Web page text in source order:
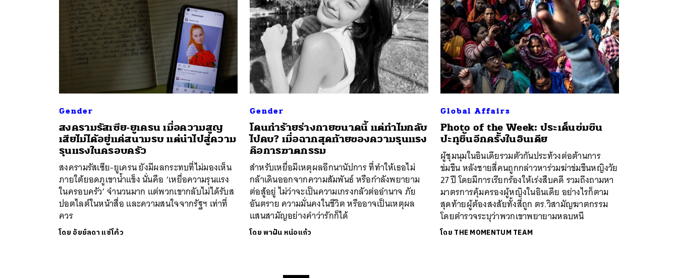
Gender
สงครามรัสเซีย-ยูเครน เมื่อความสูญ
เสียไม่ได้อยู่แค่สนามรบ แต่นำไปสู่ความ
รุนแรงในครอบครัว
สงครามรัสเซีย-ยูเครน ยังมีผลกระทบที่ไม่มองเห็น
ภายใต้ยอดภูเขาน้ำแข็ง นั่นคือ ‘เหยื่อความรุนแรง
ในครอบครัว’ จำนวนมาก แต่พวกเขากลับไม่ได้รับส
ปอตไลต์ในหน้าสื่อ และความสนใจจากรัฐฯ เท่าที่
ควร
โดย อัยย์ลดา แซ่โค้ว
Gender
โดนทำร้ายร่างกายขนาดนี้ แต่ทำไมกลับ
ไปคบ? เมื่อฉากสุดท้ายของความรุนแรง
คือการฆาตกรรม
สำหรับเหยื่อมีเหตุผลอีกนานัปการ ที่ทำให้เธอไม่
กล้าเดินออกจากความสัมพันธ์ หรือกำลังพยายาม
ต่อสู้อยู่ ไม่ว่าจะเป็นความเกรงกลัวต่ออำนาจ ภัย
อันตราย ความมั่นคงในชีวิต หรืออาจเป็นเหตุผล
แสนสามัญอย่างคำว่ารักก็ได้
โดยพาฝัน หน่อแก้ว
Global Affairs
Photo of the Week: ประเด็นข่มขืน
ปะทุขึ้นอีกครั้งในอินเดีย
ผู้ชุมนุมในอินเดียรวมตัวกันประท้วงต่อต้านการ
ข่มขืน หลังชายสี่คนถูกกล่าวหาร่วมฆ่าข่มขืนหญิงวัย
27 ปี โดยมีการเรียกร้องให้เร่งสืบคดี รวมถึงถามหา
มาตรการคุ้มครองผู้หญิงในอินเดีย อย่างไรก็ตาม
สุดท้ายผู้ต้องสงสัยทั้งสี่ถูก ตร.วิสามัญฆาตกรรม
โดยตำรวจระบุว่าพวกเขาพยายามหลบหนี
โดย THE MOMENTUM TEAM